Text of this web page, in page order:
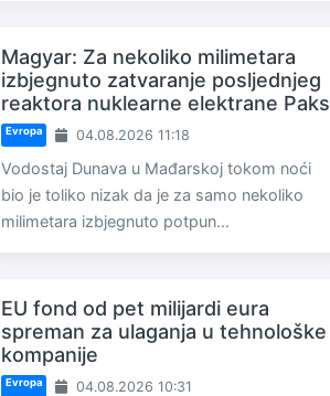
Magyar: Za nekoliko milimetara
izbjegnuto zatvaranje posljednjeg
reaktora nuklearne elektrane Paks
Evropa 04.08.2026 11:18
Vodostaj Dunava u Mađarskoj tokom noći
bio je toliko nizak da je za samo nekoliko
milimetara izbjegnuto potpun...
EU fond od pet milijardi eura
spreman za ulaganja u tehnološke
kompanije
Evropa 04.08.2026 10:31